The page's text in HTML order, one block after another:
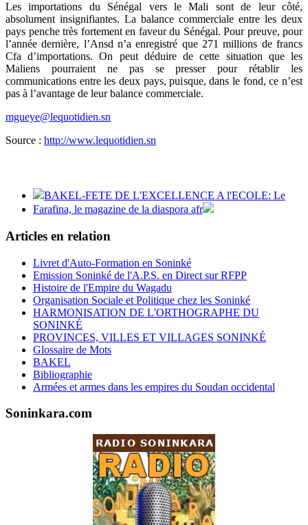
Les importations du Sénégal vers le Mali sont de leur côté,
absolument insignifiantes. La balance commerciale entre les deux
pays penche très fortement en faveur du Sénégal. Pour preuve, pour
l’année dernière, l’Ansd n’a enregistré que 271 millions de francs
Cfa d’importations. On peut déduire de cette situation que les
Maliens pourraient ne pas se presser pour rétablir les
communications entre les deux pays, puisque, dans le fond, ce n’est
pas à l’avantage de leur balance commerciale.
mgueye@lequotidien.sn
Source : http://www.lequotidien.sn
BAKEL-FETE DE L'EXCELLENCE A l'ECOLE: Le
Farafina, le magazine de la diaspora afr
Articles en relation
Livret d'Auto-Formation en Soninké
Emission Soninké de l'A.P.S. en Direct sur RFPP
Histoire de l'Empire du Wagadu
Organisation Sociale et Politique chez les Soninké
HARMONISATION DE L'ORTHOGRAPHE DU
SONINKÉ
PROVINCES, VILLES ET VILLAGES SONINKÉ
Glossaire de Mots
BAKEL
Bibliographie
Armées et armes dans les empires du Soudan occidental
Soninkara.com